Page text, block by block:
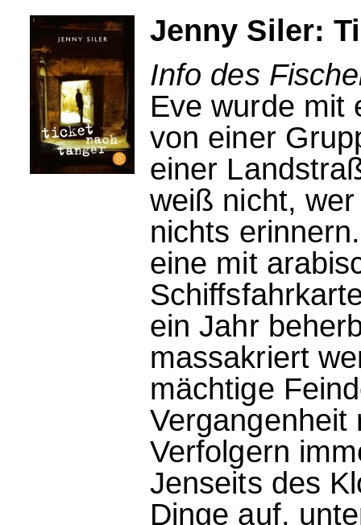
Jenny Siler:
Info des
Eve wurde mit
von einer
einer
weiß nicht,
nichts
eine mit
ein Jahr
massakriert
mächtige
Vergangenheit
Verfolgern
Jenseits des
Dinge auf,